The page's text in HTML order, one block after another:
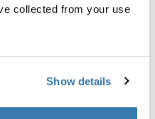
collected from your use
Show details